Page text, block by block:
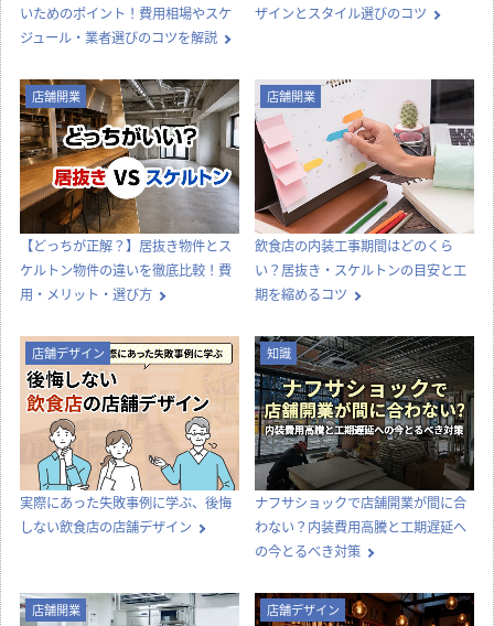
いためのポイント！費用相場やスケ
ジュール・業者選びのコツを解説
ザインとスタイル選びのコツ
店舗開業
【どっちが正解？】居抜き物件とス
ケルトン物件の違いを徹底比較！費
用・メリット・選び方
店舗開業
飲食店の内装工事期間はどのくら
い？居抜き・スケルトンの目安と工
期を縮めるコツ
店舗デザイン
実際にあった失敗事例に学ぶ、後悔
しない飲食店の店舗デザイン
知識
ナフサショックで店舗開業が間に合
わない？内装費用高騰と工期遅延へ
の今とるべき対策
店舗開業 店舗デザイン